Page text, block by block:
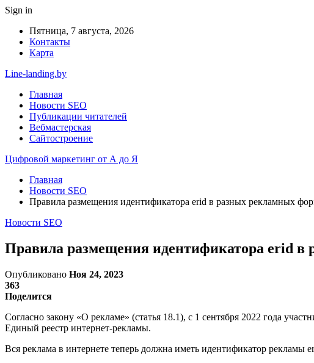
Sign in
Пятница, 7 августа, 2026
Контакты
Карта
Line-landing.by
Главная
Новости SEO
Публикации читателей
Вебмастерская
Сайтостроение
Цифровой маркетинг от А до Я
Главная
Новости SEO
Правила размещения идентификатора erid в разных рекламных
Новости SEO
Правила размещения идентификатора erid в
Опубликовано Ноя 24, 2023
363
Поделится
Согласно закону «О рекламе» (статья 18.1), с 1 сентября 2022 года
Единый реестр интернет-рекламы.
Вся реклама в интернете теперь должна иметь идентификатор